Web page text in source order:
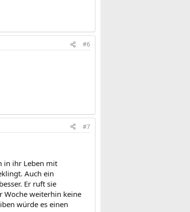
#6
#7
in ihr Leben mit
Auch ein
Er ruft sie
Woche weiterhin keine
würde es einen